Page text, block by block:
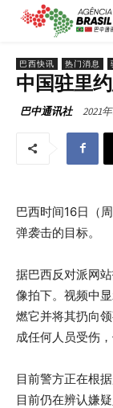
巴西快讯 热门消息
中国驻里
巴中通讯社 2021
巴西时间16日（
弹袭击的目标。
据巴西反对派网
像拍下。视频中
燃它并将其扔向
成任何人员受伤
目前警方正在根
目前仍在辨认嫌疑